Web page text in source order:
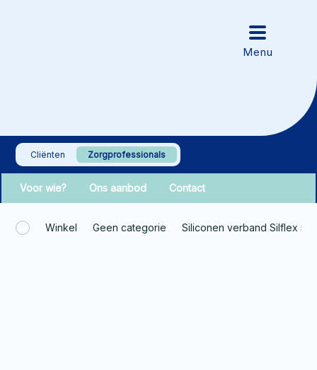
Cliënten Zorgprofessionals
Voor wie? Ons aanbod Contact
Winkel Geen categorie Siliconen verband Silflex